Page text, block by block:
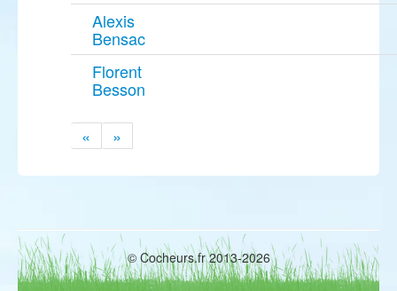
Alexis
Bensac
Florent
Besson
« »
© Cocheurs.fr 2013-2026